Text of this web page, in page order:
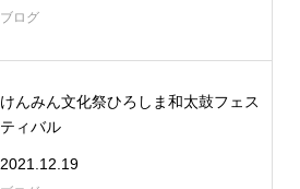
ブログ
けんみん文化祭ひろしま和太鼓フェス
ティバル
2021.12.19